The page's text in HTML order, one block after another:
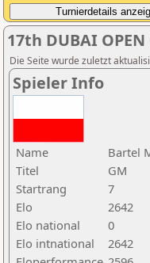
17th DUBAI
Die Seite wurde zuletzt
Spieler Info
Name
Bartel
Titel
GM
Startrang
7
Elo
2642
Elo national
0
Elo intnational
2642